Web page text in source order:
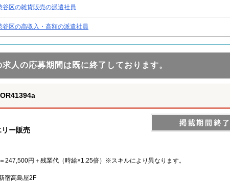
谷区の雑貨販売の派遣社員
谷区の高収入・高額の派遣社員
求人の応募期間は既に終了しております。
ー販売
247,500円＋残業代（時給×1.25倍）※スキルにより異なります。
宿高島屋2F